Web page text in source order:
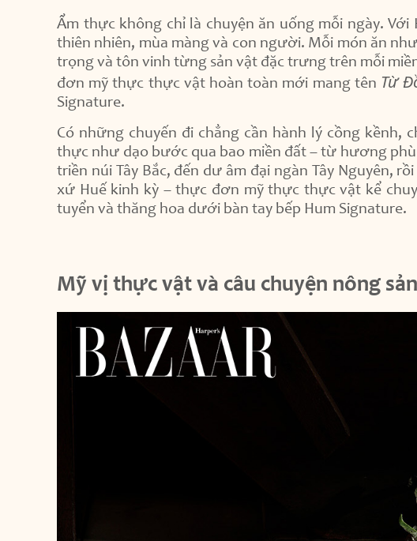
Ẩm thực không chỉ là chuyện ăn uống mỗi ngày.
thiên nhiên, mùa màng và con người. Mỗi món ăn
trọng và tôn vinh từng sản vật đặc trưng trên mỗi
đơn mỹ thực thực vật hoàn toàn mới mang tên Từ
Signature.
Có những chuyến đi chẳng cần hành lý cồng kềnh,
thực như dạo bước qua bao miền đất – từ hương
triền núi Tây Bắc, đến dư âm đại ngàn Tây Nguyên,
xứ Huế kinh kỳ – thực đơn mỹ thực thực vật kể
tuyển và thăng hoa dưới bàn tay bếp Hum Signature.
Mỹ vị thực vật và câu chuyện nông